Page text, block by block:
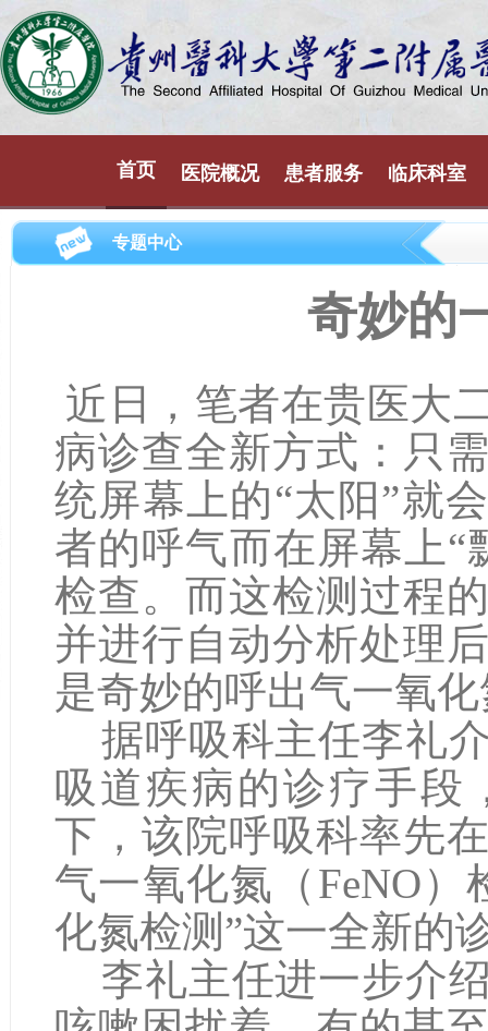
首页 医院概况 患者服务 临床科室
专题中心
奇妙的
近日，笔者在贵医大
病诊查全新方式：只
统屏幕上的“太阳”就
者的呼气而在屏幕上“
检查。而这检测过程
并进行自动分析处理
是奇妙的呼出气一氧
据呼吸科主任李礼
吸道疾病的诊疗手段
下，该院呼吸科率先
气一氧化氮（FeNO
化氮检测”这一全新的
李礼主任进一步介